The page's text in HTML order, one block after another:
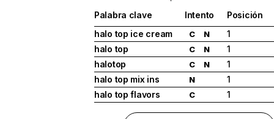
Palabra clave Intento
Posición
halo top ice cream
C N
1
halo top
C N
1
halotop
C N
1
halo top mix ins
N
1
halo top flavors
C 1